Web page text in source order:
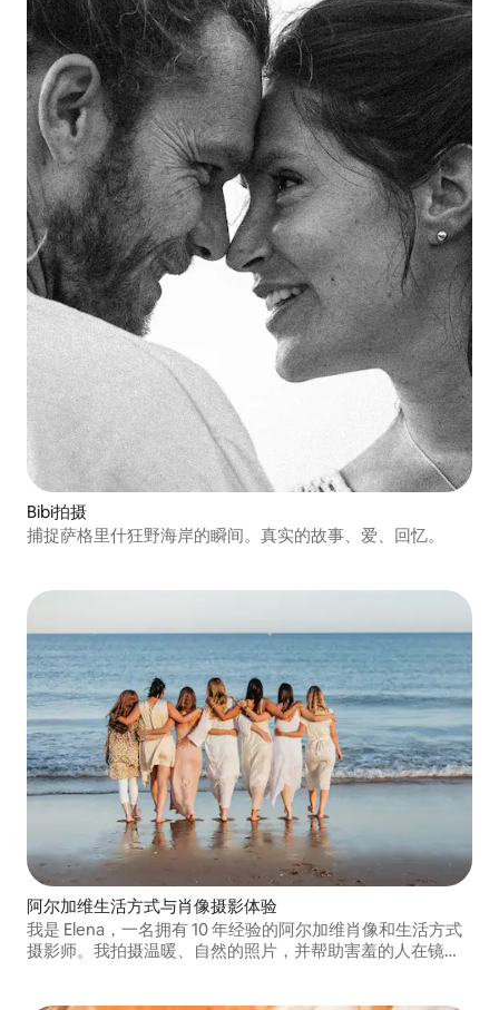
Bibi拍摄
捕捉萨格里什狂野海岸的瞬间。真实的故事、爱、回忆。
阿尔加维生活方式与肖像摄影体验
我是 Elena，一名拥有 10 年经验的阿尔加维肖像和生活方式
摄影师。我拍摄温暖、自然的照片，并帮助害羞的人在镜头